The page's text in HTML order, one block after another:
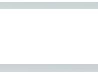
NetScaler Console